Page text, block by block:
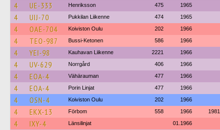
4 UE-333 Henriksson 475 1965
4 UIJ-70 Pukkilan Liikenne 474 1965
4 OAE-704 Koiviston Oulu 202 1966
4 TEO-987 Bussi-Ketonen 586 1966
4 YEI-98 Kauhavan Liikenne 2221 1966
4 UV-629 Norrgård 406 1966
4 EOA-4 Vähärauman 477 1966
4 EOA-4 Porin Linjat 477 1966
4 OSN-4 Koiviston Oulu 202 1966
4 EKX-13 Förbom 558 1966 1981
4 IXY-4 Länsilinjat 01.1966